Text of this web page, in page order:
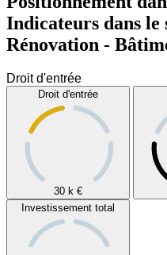
Indicateurs dans le
Rénovation -
Droit d'entrée
30 k €
Investissement total